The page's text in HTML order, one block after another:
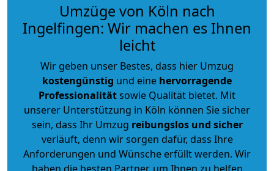
Umzüge von Köln nach
Ingelfingen: Wir machen es Ihnen
leicht
Wir geben unser Bestes, dass hier Umzug
kostengünstig und eine hervorragende
Professionalitätsowie Qualität bietet. Mit
unserer Unterstützung in Köln können Sie sicher
sein, dass Ihr Umzug reibungslos und sicher
verläuft, denn wir sorgen dafür, dass Ihre
Anforderungen und Wünsche erfüllt werden. Wir
haben die besten Partner, um Ihnen zu helfen